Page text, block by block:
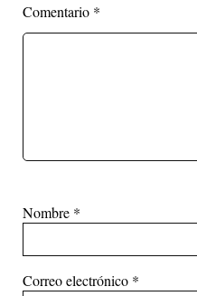
Comentario *
Nombre *
Correo electrónico *